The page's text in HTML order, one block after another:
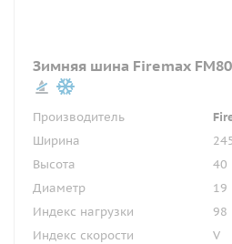
Зимняя шина Firemax
Производитель
Ширина
Высота
40
Диаметр
19
Индекс нагрузки
98
Индекс скорости
V